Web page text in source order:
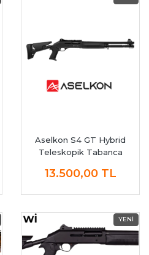
Aselkon S4 GT Hybrid
Teleskopik Tabanca
13.500,00 TL